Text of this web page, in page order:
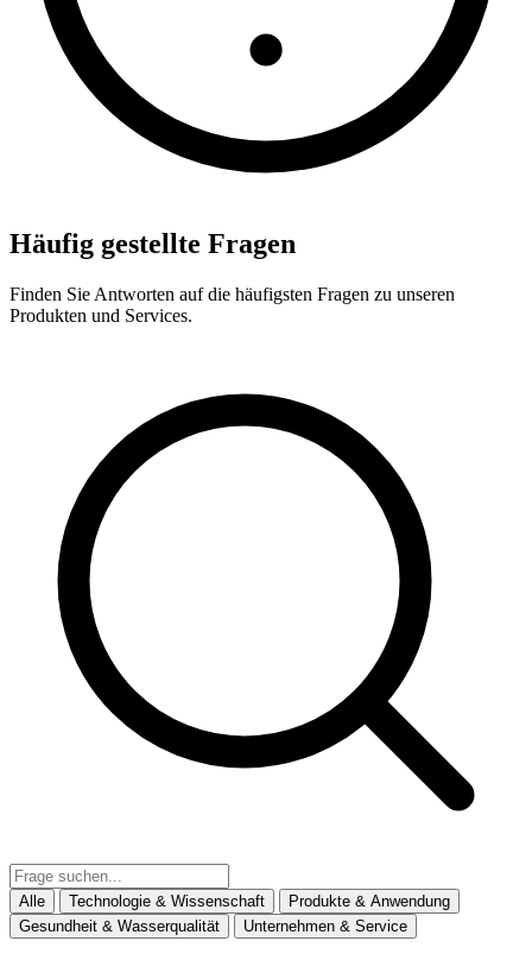
Häufig gestellte Fragen
Finden Sie Antworten auf die häufigsten Fragen zu unseren
Produkten und Services.
Alle Technologie & Wissenschaft
Produkte & Anwendung
Gesundheit & Wasserqualität
Unternehmen & Service